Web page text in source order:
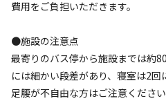
費用をご負担いただきます。
●施設の注意点
最寄りのバス停から施設までは約
には細かい段差があり、寝室は2回
足腰が不自由な方はご注意ください
空き状